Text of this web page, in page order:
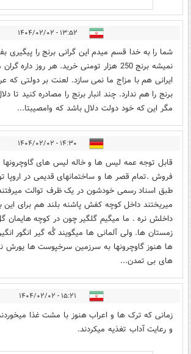
۱۳:۵۲ - ۱۴۰۴/۰۲/۰۲
شما را به خدا قسم میدم این گرانی برنج را پیگیری
نمیشه برنج 250 هزار تومنی خرید. هر روز
ایرانی هم با مزاج ما نمی سازد. لعنت بر دولتی که
برنج را هم ندارد. چند انبار برنج را مصادره کنید تا
مگر این که خود دولت دلال باشد که وامصیبتا...
۱۴:۳۰ - ۱۴۰۴/۰۲/۰۲
قابل توجه عمه لیس ها و خاله لیس های
فروش .تمام قصر ها و ساختمانهای قدیمی در اروپا
طبق اسناد رسمی خودشون در یک ظرف توالت
میریختند داخل کوچه کفش پاشنه بلند هم برای این
داخلش نره . ما میگیم گلگیر چون در کوچه هایمان
زمستان ها. ولی آلمانی ها میگویند گُه گیر انگور
ها هنوز گاوچرونها به سرزمین سرخپوست ها یورش
های بی تمدن...
۱۵:۲۱ - ۱۴۰۴/۰۲/۰۲
زمانی که ترک ها و اعراب هنوز با مشت غذا
و رعایت آداب تغذیه میکردند.